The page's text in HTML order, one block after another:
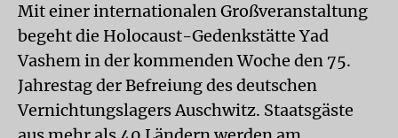
Mit einer internationalen Großveranstaltung
begeht die Holocaust-Gedenkstätte Yad
Vashem in der kommenden Woche den 75.
Jahrestag der Befreiung des deutschen
Vernichtungslagers Auschwitz. Staatsgäste